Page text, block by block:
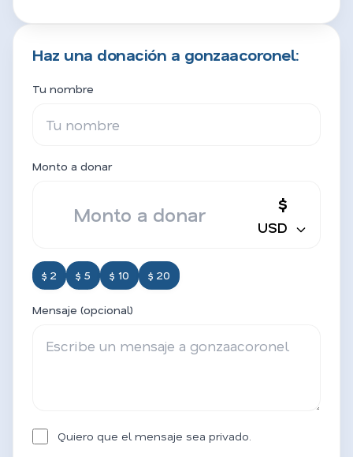
Haz una donación a gonzaacoronel:
Tu nombre
Monto a donar
$
USD
$ 2 $ 5 $ 10 $ 20
Mensaje (opcional)
Quiero que el mensaje sea privado.